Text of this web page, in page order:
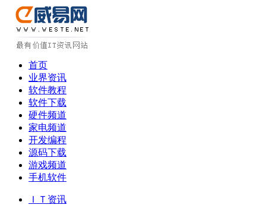
首页
业界资讯
软件教程
软件下载
硬件频道
家电频道
开发编程
源码下载
游戏频道
手机软件
ＩＴ资讯